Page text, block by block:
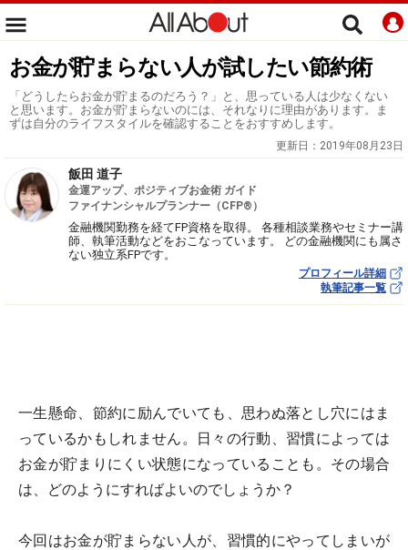
お金が貯まらない人が試したい節約術
「どうしたらお金が貯まるのだろう？」と、思っている人は少なくない
と思います。お金が貯まらないのには、それなりに理由があります。ま
ずは自分のライフスタイルを確認することをおすすめします。
更新日： 2019年08月23日
飯田 道子
金運アップ、ポジティブお金術 ガイド
ファイナンシャルプランナー（CFP®）
金融機関勤務を経てFP資格を取得。 各種相談業務やセミナー講
師、執筆活動などをおこなっています。 どの金融機関にも属さ
ない独立系FPです。
プロフィール詳細
執筆記事一覧
一生懸命、節約に励んでいても、思わぬ落とし穴にはま
っているかもしれません。日々の行動、習慣によっては
お金が貯まりにくい状態になっていることも。その場合
は、どのようにすればよいのでしょうか？
今回はお金が貯まらない人が、習慣的にやってしまいが